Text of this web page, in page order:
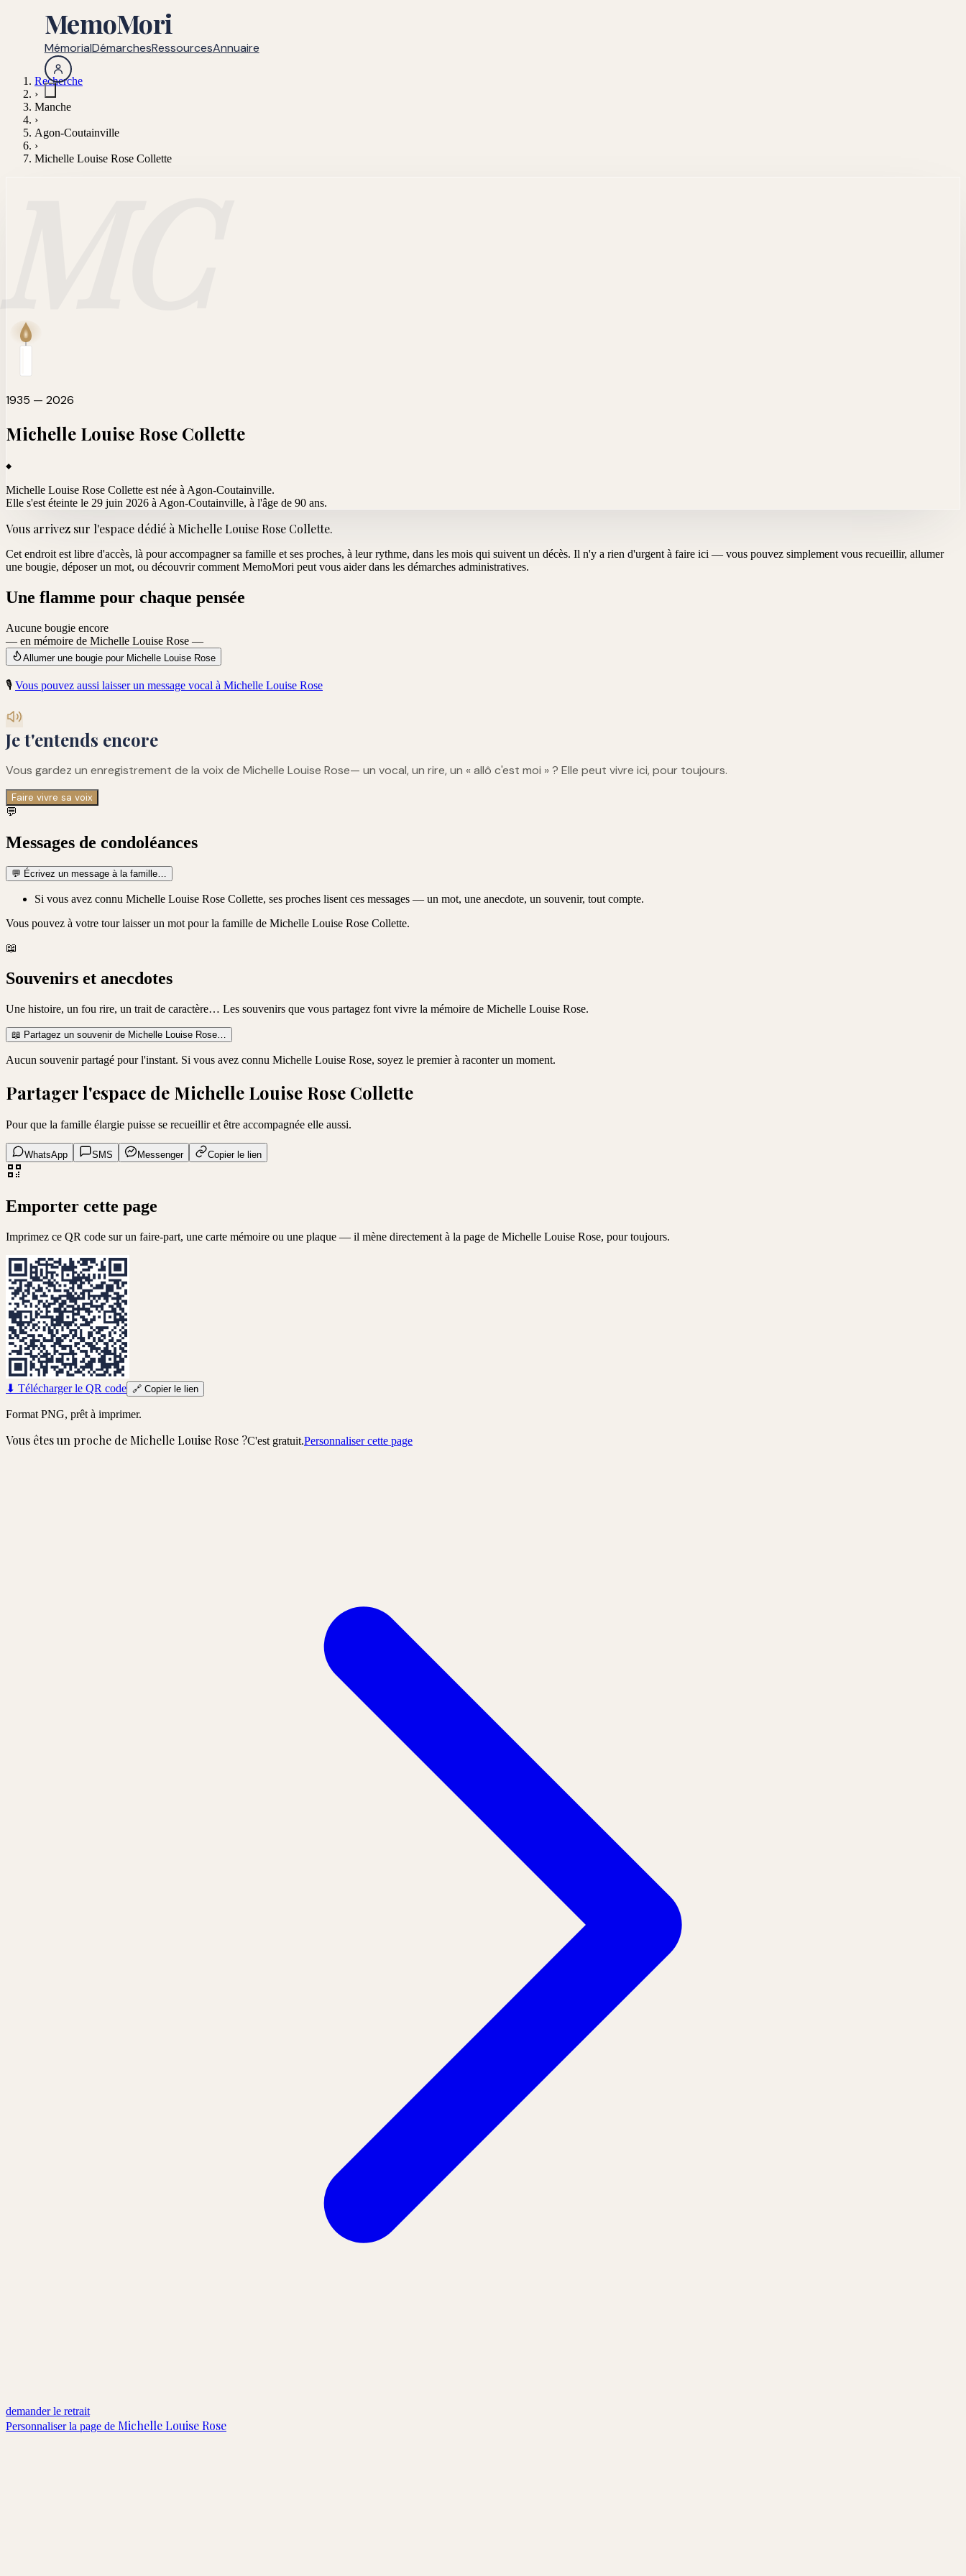
MemoMori
MémorialDémarchesRessourcesAnnuaire
Recherche
›
Manche
›
Agon-Coutainville
›
Michelle Louise Rose Collette
1935 — 2026
Michelle Louise Rose Collette
Michelle Louise Rose Collette est née à Agon-Coutainville.
Elle s'est éteinte le 29 juin 2026 à Agon-Coutainville, à l'âge de 90 ans.
Vous arrivez sur l'espace dédié à Michelle Louise Rose Collette.
Cet endroit est libre d'accès, là pour accompagner sa famille et ses proches, à leur rythme, dans les mois qui suivent un décès. Il n'y a rien d'urgent à faire ici — vous pouvez simplement vous recueillir, allumer
une bougie, déposer un mot, ou découvrir comment MemoMori peut vous aider dans les démarches administratives.
Une flamme pour chaque pensée
Aucune bougie encore
— en mémoire de Michelle Louise Rose —
Allumer une bougie pour Michelle Louise Rose
🎙️ Vous pouvez aussi laisser un message vocal à Michelle Louise Rose
Je t'entends encore
Vous gardez un enregistrement de la voix de Michelle Louise Rose— un vocal, un rire, un « allô c'est moi » ? Elle peut vivre ici, pour toujours.
Faire vivre sa voix
💬
Messages de condoléances
💬 Écrivez un message à la famille…
Si vous avez connu Michelle Louise Rose Collette, ses proches lisent ces messages — un mot, une anecdote, un souvenir, tout compte.
Vous pouvez à votre tour laisser un mot pour la famille de Michelle Louise Rose Collette.
📖
Souvenirs et anecdotes
Une histoire, un fou rire, un trait de caractère… Les souvenirs que vous partagez font vivre la mémoire de Michelle Louise Rose.
📖 Partagez un souvenir de Michelle Louise Rose…
Aucun souvenir partagé pour l'instant. Si vous avez connu Michelle Louise Rose, soyez le premier à raconter un moment.
Partager l'espace de Michelle Louise Rose Collette
Pour que la famille élargie puisse se recueillir et être accompagnée elle aussi.
WhatsApp SMS Messenger Copier le lien
Emporter cette page
Imprimez ce QR code sur un faire-part, une carte mémoire ou une plaque — il mène directement à la page de Michelle Louise Rose, pour toujours.
⬇ Télécharger le QR code 🔗 Copier le lien
Format PNG, prêt à imprimer.
Vous êtes un proche de Michelle Louise Rose ?C'est gratuit.Personnaliser cette page
demander le retrait
Personnaliser la page de Michelle Louise Rose